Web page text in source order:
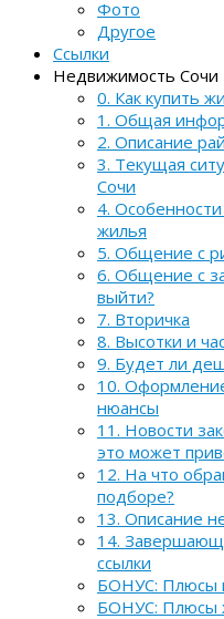
Фото
Другое
Ссылки
Недвижимость Сочи
0. Как купить
1. Общая
2. Описание
3. Текущая
Сочи
4.
жилья
5. Общение с
6. Общение с
выйти?
7. Вторичка
8. Высотки и
9. Будет ли
10.
нюансы
11. Новости
это может
12. На что
подборе?
13. Описание
14.
ссылки
БОНУС: Плюсы
БОНУС: Плюсы